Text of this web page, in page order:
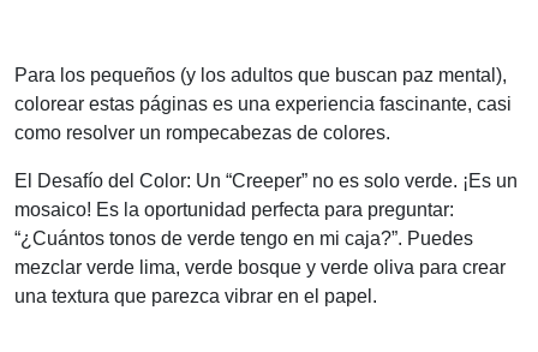
Para los pequeños (y los adultos que buscan paz mental),
colorear estas páginas es una experiencia fascinante, casi
como resolver un rompecabezas de colores.
El Desafío del Color: Un “Creeper” no es solo verde. ¡Es un
mosaico! Es la oportunidad perfecta para preguntar:
“¿Cuántos tonos de verde tengo en mi caja?”. Puedes
mezclar verde lima, verde bosque y verde oliva para crear
una textura que parezca vibrar en el papel.